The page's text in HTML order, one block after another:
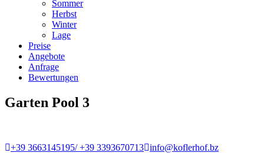
Sommer
Herbst
Winter
Lage
Preise
Angebote
Anfrage
Bewertungen
Garten Pool 3
+39 3663145195/ +39 3393670713 info@koflerhof.bz